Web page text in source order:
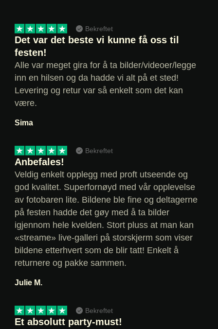
Bekreftet
Det var det beste vi kunne få oss til
festen!
Alle var meget gira for å ta bilder/videoer/legge
inn en hilsen og da hadde vi alt på et sted!
Levering og retur var så enkelt som det kan
være.
Sima
Bekreftet
Anbefales!
Veldig enkelt opplegg med proft utseende og
god kvalitet. Superfornøyd med vår opplevelse
av fotobaren lite. Bildene ble fine og deltagerne
på festen hadde det gøy med å ta bilder
igjennom hele kvelden. Stort pluss at man kan
«streame» live-galleri på storskjerm som viser
bildene etterhvert som de blir tatt! Enkelt å
returnere og pakke sammen.
Julie M.
Bekreftet
Et absolutt party-must!